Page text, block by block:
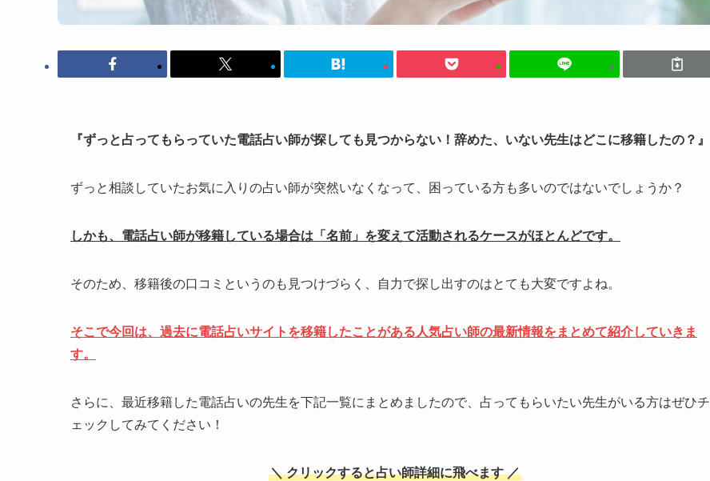
『ずっと占ってもらっていた電話占い師が探しても見つからない！辞めた、いない先生はどこに移籍したの？』
ずっと相談していたお気に入りの占い師が突然いなくなって、困っている方も多いのではないでしょうか？
しかも、電話占い師が移籍している場合は「名前」を変えて活動されるケースがほとんどです。
そのため、移籍後の口コミというのも見つけづらく、自力で探し出すのはとても大変ですよね。
そこで今回は、過去に電話占いサイトを移籍したことがある人気占い師の最新情報をまとめて紹介していきま
す。
さらに、最近移籍した電話占いの先生を下記一覧にまとめましたので、占ってもらいたい先生がいる方はぜひチ
ェックしてみてください！
＼ クリックすると占い師詳細に飛べます ／